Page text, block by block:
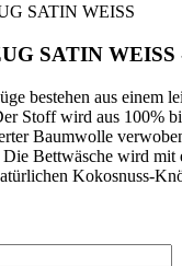
SATIN WEISS
bestehen aus einem
Stoff wird aus 100%
Baumwolle
Die Bettwäsche wird mit
Kokosnuss-